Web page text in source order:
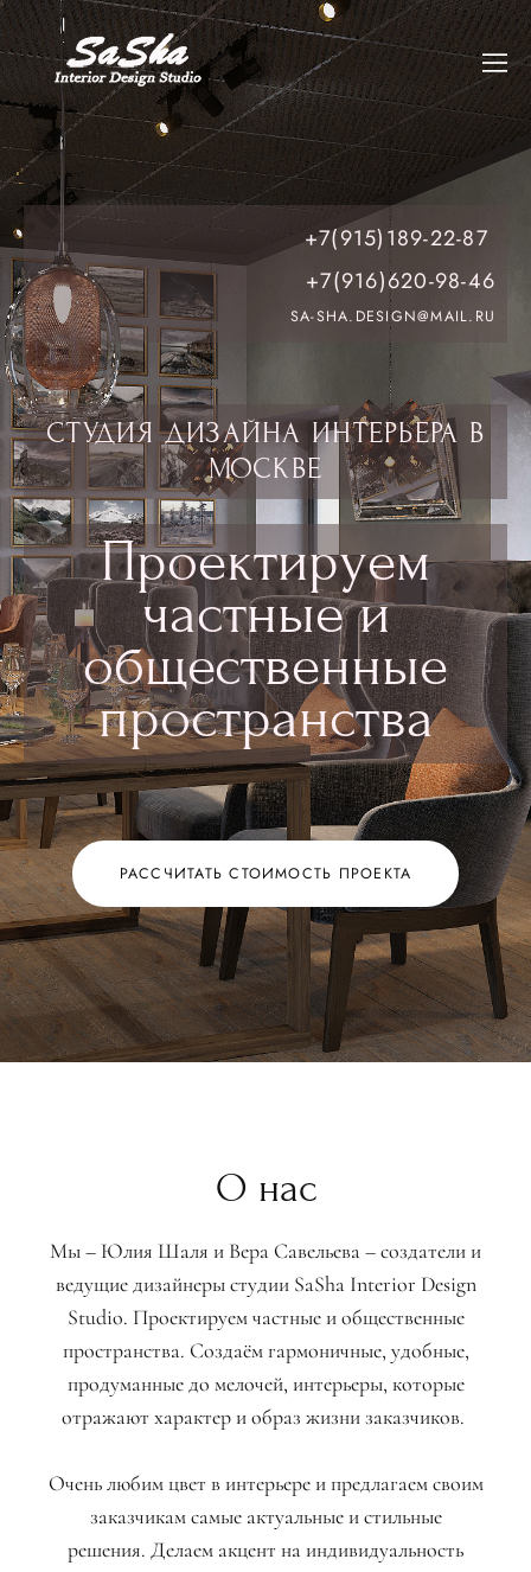
+7(915)189-22-87
+7(916)620-98-46
SA-SHA.DESIGN@MAIL.RU
СТУДИЯ ДИЗАЙНА ИНТЕРЬЕРА В
МОСКВЕ
Проектируем
частные и
общественные
пространства
РАССЧИТАТЬ СТОИМОСТЬ ПРОЕКТА
О нас
Мы – Юлия Шаля и Вера Савельева – создатели и
ведущие дизайнеры студии SaSha Interior Design
Studio. Проектируем частные и общественные
пространства. Создаём гармоничные, удобные,
продуманные до мелочей, интерьеры, которые
отражают характер и образ жизни заказчиков.
Очень любим цвет в интерьере и предлагаем своим
заказчикам самые актуальные и стильные
решения. Делаем акцент на индивидуальность